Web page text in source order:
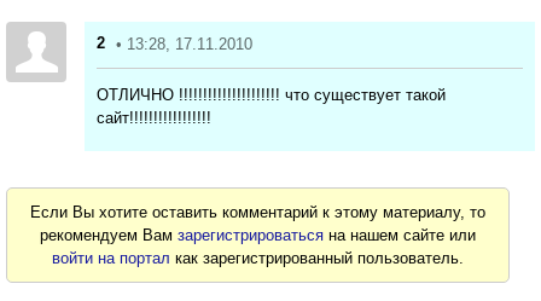
2 • 13:28, 17.11.2010
ОТЛИЧНО !!!!!!!!!!!!!!!!!!!!! что существует такой
сайт!!!!!!!!!!!!!!!!!
Если Вы хотите оставить комментарий к этому материалу, то
рекомендуем Вамзарегистрироваться на нашем сайте или
войти на портал как зарегистрированный пользователь.